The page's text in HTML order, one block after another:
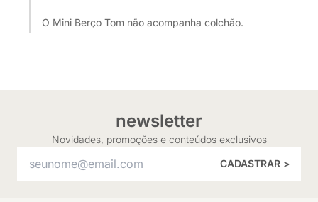
O Mini Berço Tom não acompanha colchão.
newsletter
Novidades, promoções e conteúdos exclusivos
CADASTRAR >